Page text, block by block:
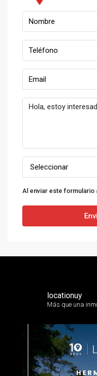
Seleccionar
Al enviar este formulario
locationuy
Más que una